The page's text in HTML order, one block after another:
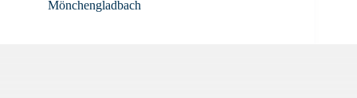
Mönchengladbach